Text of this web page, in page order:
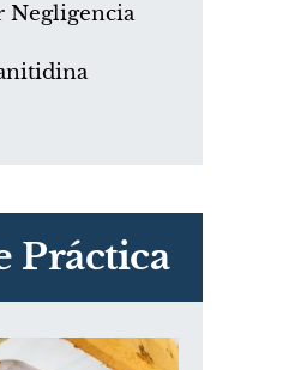
Negligencia
Práctica